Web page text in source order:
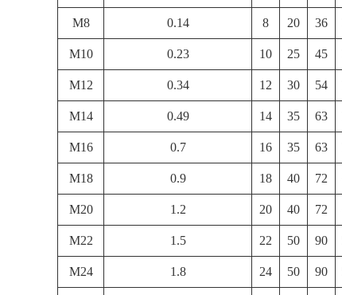
M8 0.14 8 20 36
M10 0.23 10 25 45
M12 0.34 12 30 54
M14 0.49 14 35 63
M16 0.7 16 35 63
M18 0.9 18 40 72
M20 1.2 20 40 72
M22 1.5 22 50 90
M24 1.8 24 50 90